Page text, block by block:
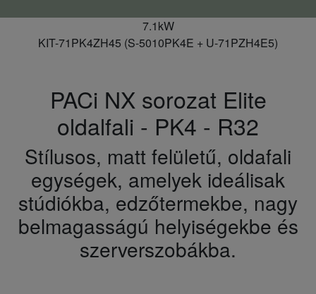
7.1kW
KIT-71PK4ZH45 (S-5010PK4E + U-71PZH4E5)
PACi NX sorozat Elite
oldalfali - PK4 - R32
Stílusos, matt felületű, oldafali
egységek, amelyek ideálisak
stúdiókba, edzőtermekbe, nagy
belmagasságú helyiségekbe és
szerverszobákba.